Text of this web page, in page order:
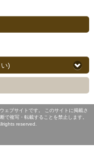
)
ェブサイトです。 このサイトに掲載さ
で複写・転載することを禁止します。
reserved.